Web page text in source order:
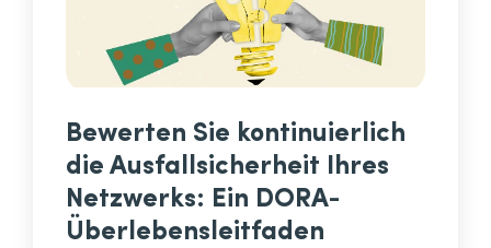
Bewerten Sie kontinuierlich
die Ausfallsicherheit Ihres
Netzwerks: Ein DORA-
Überlebensleitfaden